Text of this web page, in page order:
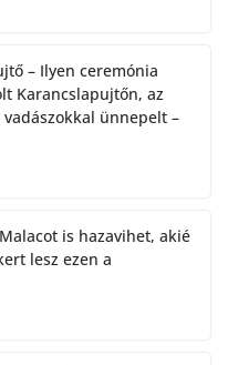
– Ilyen ceremónia
Karancslapujtőn, az
vadászokkal ünnepelt –
is hazavihet, akié
lesz ezen a